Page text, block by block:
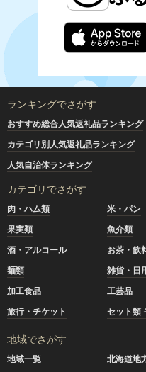
ランキングでさがす
おすすめ総合人気返礼品ランキング
カテゴリ別人気返礼品ランキング
人気自治体ランキング
カテゴリでさがす
肉・ハム類 米・パン
果実類
魚介類
酒・アルコール
お茶・飲
麺類
雑貨・日
加工食品
工芸品
旅行・チケット
セット類
地域でさがす
地域一覧 北海道地